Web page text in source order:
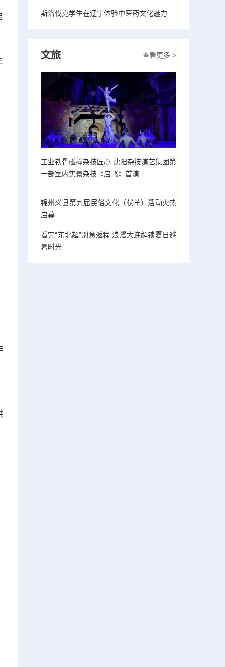
斯洛伐克学生在辽宁体验中医药文化魅力
查看更多 >
文旅
工业铁骨碰撞杂技匠心 沈阳杂技演艺集团第
一部室内实景杂技《启飞》首演
锦州义县第九届民俗文化（伏羊）活动火热
启幕
看完“东北超”别急返程 浪漫大连解锁夏日避
暑时光